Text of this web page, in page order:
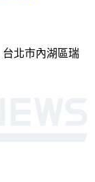
台北市內湖區瑞